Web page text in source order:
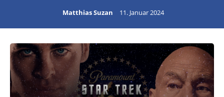
Matthias Suzan 11. Januar 2024